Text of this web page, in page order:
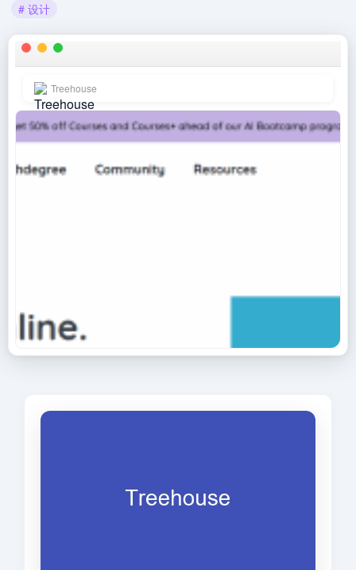
# 设计
Treehouse